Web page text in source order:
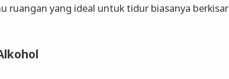
ruangan yang ideal untuk tidur biasanya berkisar